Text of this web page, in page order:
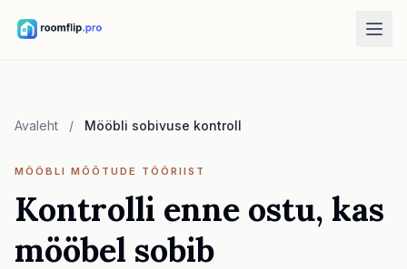
Laadi tuba üles ja loo stiilisuund.
Paiguta mööbel ümber
Proovi mööblit toas
Vaata diivanit, tooli või lauda enne ostmist.
Avaleht / Mööbli sobivuse kontroll
MÖÖBLI MÕÕTUDE TÖÖRIIST
Kontrolli enne ostu, kas
mööbel sobib